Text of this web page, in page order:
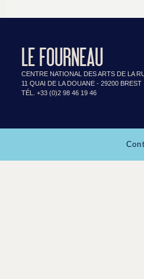
LE FOURNEAU
CENTRE NATIONAL DES ARTS DE LA
11 QUAI DE LA DOUANE - 29200 BREST
TÉL. +33 (0)2 98 46 19 46